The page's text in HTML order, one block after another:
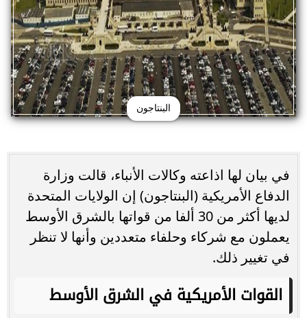
البنتاجون
في بيان لها اذاعته وكالات الأنباء، قالت وزارة
الدفاع الأمريكية (البنتاجون) إن الولايات المتحدة
لديها أكثر من 30 ألفا من قواتها بالشرق الأوسط
يعملون مع شركاء وحلفاء متعددين وأنها لا تنظر
في تغيير ذلك.
القوات الأمريكية في الشرق الأوسط